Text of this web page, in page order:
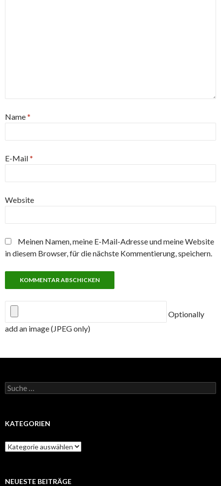
Name*
E-Mail*
Website
Meinen Namen, meine E-Mail-Adresse und meine Website
in diesem Browser, für die nächste Kommentierung, speichern.
Optionally
add an image (JPEG only)
Suche
nach:
KATEGORIEN
Kategorien
NEUESTE BEITRÄGE